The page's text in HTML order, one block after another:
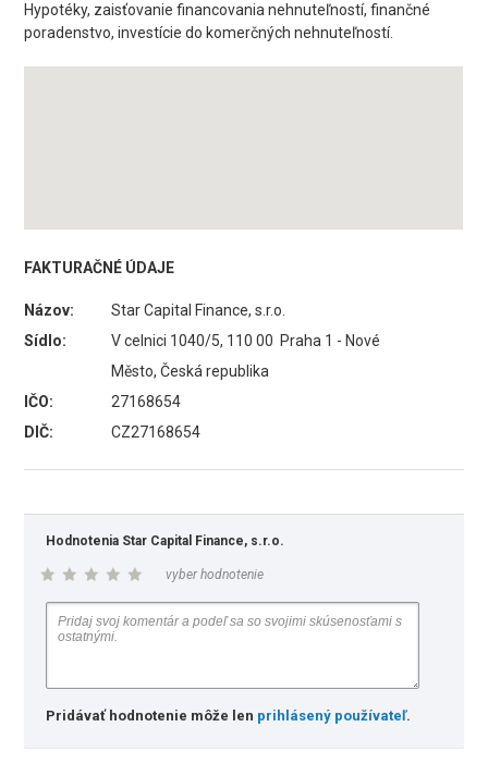
Hypotéky, zaisťovanie financovania nehnuteľností, finančné
poradenstvo, investície do komerčných nehnuteľností.
FAKTURAČNÉ ÚDAJE
Názov:
Star Capital Finance, s.r.o.
Sídlo:
V celnici 1040/5, 110 00 Praha 1 - Nové
Město, Česká republika
IČO:
27168654
DIČ:
CZ27168654
Hodnotenia Star Capital Finance, s.r.o.
vyber hodnotenie
Pridávať hodnotenie môže len prihlásený používateľ.